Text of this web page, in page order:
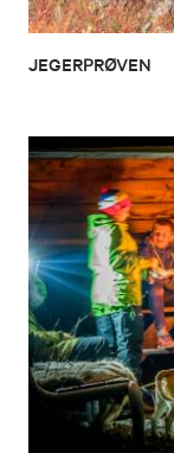
JEGERPRØVEN